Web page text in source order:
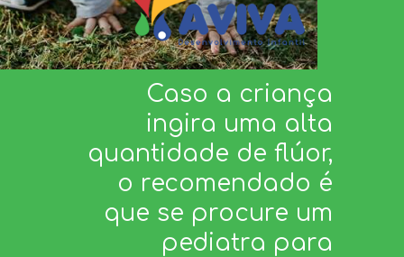
Caso a criança
ingira uma alta
quantidade de flúor,
o recomendado é
que se procure um
pediatra para